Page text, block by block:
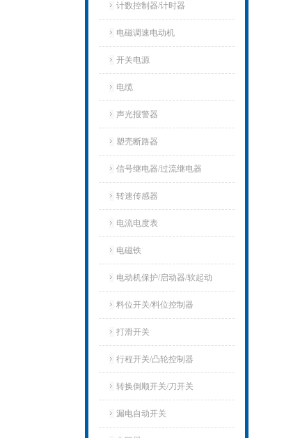
计数控制器/计时器
电磁调速电动机
开关电源
电缆
声光报警器
塑壳断路器
信号继电器/过流继电器
转速传感器
电流电度表
电磁铁
电动机保护/启动器/软起动
料位开关/料位控制器
打滑开关
行程开关/凸轮控制器
转换倒顺开关/刀开关
漏电自动开关